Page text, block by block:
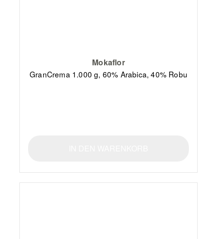
Mokaflor
GranCrema 1.000 g, 60% Arabica, 40% Robu